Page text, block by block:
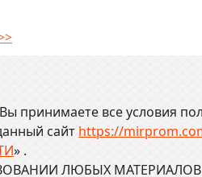
принимаете все условия
сайт https://
» .
ЛЮБЫХ МАТЕРИАЛОВ